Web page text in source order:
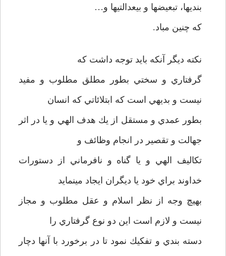
بنديها، تبعيضها و بي­عدالتي­ها و…
كه چنين مباد.
نكته ديگر آنكه بايد توجه داشت كه
گرفتاري و سختي بطور مطلق مطلوب و مفيد
نيست و بديهي است كه ابتلائاتي كه انسان
بطور عمدي و مستقل از يك هدف الهي و يا در اثر
جهالت و تقصير در انجام وظائف و
تكاليف الهي و يا گناه و نافرماني از دستورات
خداوند براي خود يا ديگران ايجاد مي­نمايد
بهيچ وجه از نظر اسلام و عقل مطلوب و مجاز
نيست و لازم است اين دو نوع گرفتاري را
دسته بندي و تفكيك نمود تا در برخورد با آنها دچار